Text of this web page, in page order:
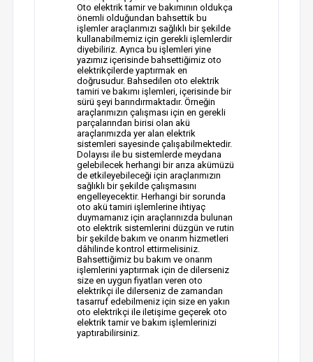
Oto elektrik tamir ve bakımının oldukça
önemli olduğundan bahsettik bu
işlemler araçlarımızı sağlıklı bir şekilde
kullanabilmemiz için gerekli işlemlerdir
diyebiliriz. Ayrıca bu işlemleri yine
yazımız içerisinde bahsettiğimiz oto
elektrikçilerde yaptırmak en
doğrusudur. Bahsedilen oto elektrik
tamiri ve bakımı işlemleri, içerisinde bir
sürü şeyi barındırmaktadır. Örneğin
araçlarımızın çalışması için en gerekli
parçalarından birisi olan akü
araçlarımızda yer alan elektrik
sistemleri sayesinde çalışabilmektedir.
Dolayısı ile bu sistemlerde meydana
gelebilecek herhangi bir arıza akümüzü
de etkileyebileceği için araçlarımızın
sağlıklı bir şekilde çalışmasını
engelleyecektir. Herhangi bir sorunda
oto akü tamiri işlemlerine ihtiyaç
duymamanız için araçlarınızda bulunan
oto elektrik sistemlerini düzgün ve rutin
bir şekilde bakım ve onarım hizmetleri
dâhilinde kontrol ettirmelisiniz.
Bahsettiğimiz bu bakım ve onarım
işlemlerini yaptırmak için de dilerseniz
size en uygun fiyatları veren oto
elektrikçi ile dilerseniz de zamandan
tasarruf edebilmeniz için size en yakın
oto elektrikçi ile iletişime geçerek oto
elektrik tamir ve bakım işlemlerinizi
yaptırabilirsiniz.